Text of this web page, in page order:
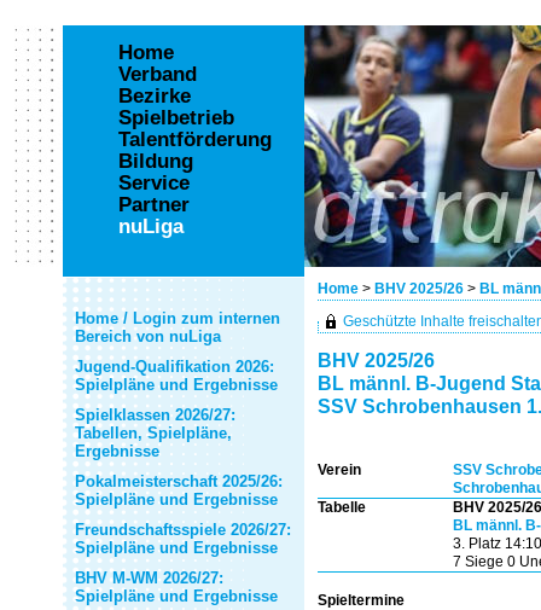
Home > BHV 2025/26 > BL
Home
Verband
Bezirke
Spielbetrieb
Talentförderung
Bildung
Service
Partner
nuLiga
Home / Login zum internen
Bereich von nuLiga
Jugend-Qualifikation 2026:
Spielpläne und Ergebnisse
Spielklassen 2026/27:
Tabellen, Spielpläne,
Ergebnisse
Pokalmeisterschaft 2025/26:
Spielpläne und Ergebnisse
Freundschaftsspiele 2026/27:
Spielpläne und Ergebnisse
BHV M-WM 2026/27:
Spielpläne und Ergebnisse
Geschützte Inhalte
BHV 2025/26
BL männl. B-Jugend
SSV Schrobenhausen
Verein
SSV
Tabelle
BHV 2025/26
BL männl.
3. Platz
7 Siege 0
Spieltermine